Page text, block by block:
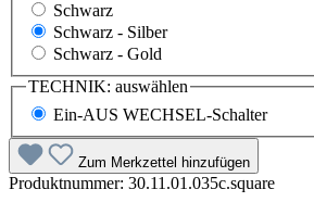
Schwarz
Schwarz - Silber
Schwarz - Gold
TECHNIK: auswählen
Ein-AUS WECHSEL-Schalter
Zum Merkzettel hinzufügen
Produktnummer: 30.11.01.035c.square